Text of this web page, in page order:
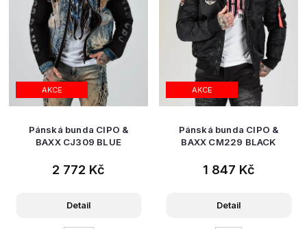
AKCE
Pánská bunda CIPO &
BAXX CJ309 BLUE
2 772 Kč
Detail
AKCE
Pánská bunda CIPO &
BAXX CM229 BLACK
1 847 Kč
Detail